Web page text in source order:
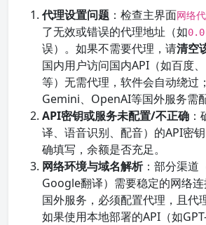
代理设置问题 ：检查主界面网络
了无效或错误的代理地址（如
误）。如果不需要代理，请清空
国内用户访问国内API（如百度
等）无需代理，软件会自动绕过
Gemini、OpenAI等国外服务需
API密钥或服务未配置/不正确
译、语音识别、配音）的API密
确填写，余额是否充足。
网络环境与域名解析：部分渠道
Google翻译）需要稳定的网络
国外服务，必须配置代理，且代
如果使用本地部署的API（如